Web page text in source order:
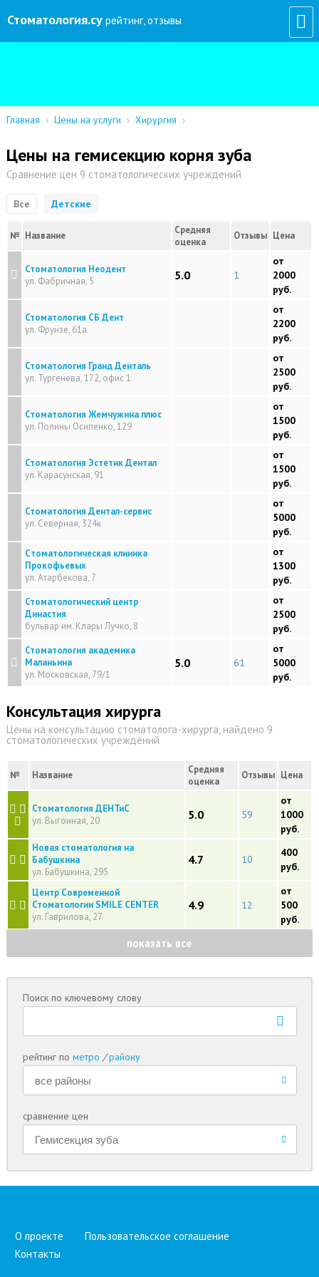
Стоматология.су рейтинг, отзывы
Главная › Цены на услуги › Хирургия ›
Цены на гемисекцию корня зуба
Сравнение цен 9 стоматологических учреждений
Все Детские
№ Название
Средняя
оценка
Отзывы Цена
Стоматология Неодент
ул. Фабричная, 5
5.0 1
от
2000
руб.
Стоматология СБ Дент
ул. Фрунзе, 61а
от
2200
руб.
Стоматология Гранд Денталь
ул. Тургенева, 172, офис 1
от
2500
руб.
Стоматология Жемчужина плюс
ул. Полины Осипенко, 129
от
1500
руб.
Стоматология Эстетик Дентал
ул. Карасунская, 91
от
1500
руб.
Стоматология Дентал-сервис
ул. Северная, 324к
от
5000
руб.
Cтоматологическая клиника
Прокофьевых
ул. Атарбекова, 7
от
1300
руб.
Стоматологический центр
Династия
бульвар им. Клары Лучко, 8
от
2500
руб.
Стоматология академика
Маланьина
ул. Московская, 79/1
5.0 61
от
5000
руб.
Консультация хирурга
Цены на консультацию стоматолога-хирурга, найдено 9
стоматологических учреждений
№ Название
Средняя
оценка
Отзывы Цена
Стоматология ДЕНТиС
ул. Выгонная, 20
5.0 59
от
1000
руб.
Новая стоматология на
Бабушкина
ул. Бабушкина, 295
4.7 10
400
руб.
Центр Современной
Стоматологии SMILE CENTER
ул. Гаврилова, 27
4.9 12
от
500
руб.
показать все
Поиск по ключевому слову
рейтинг пометро / району
сравнение цен
О проекте
Пользовательское соглашение
Контакты